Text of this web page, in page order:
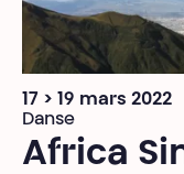
17 > 19 mars 2022
Danse
Africa